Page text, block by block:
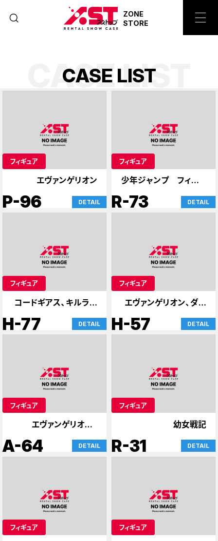
ZONE
STORE
CASE LIST
CASE LIST
フィギュア
エヴァンゲリオン
P-96 DETAIL
フィギュア
少年ジャンプ フィギュ
ア
R-73 DETAIL
フィギュア
コードギアス、キルラキ
ル、86、その他
H-77 DETAIL
フィギュア
エヴァンゲリオン、ダー
スベイダーのケース
H-57 DETAIL
フィギュア
エヴァンゲリオン、
SAO、ケース
A-64 DETAIL
フィギュア
幼女戦記
R-31 DETAIL
フィギュア フィギュア